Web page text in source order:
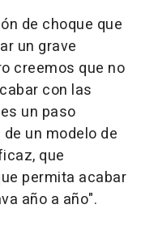
de choque que
un grave
creemos que no
con las
un paso
un modelo de
que
permita acabar
año a año".